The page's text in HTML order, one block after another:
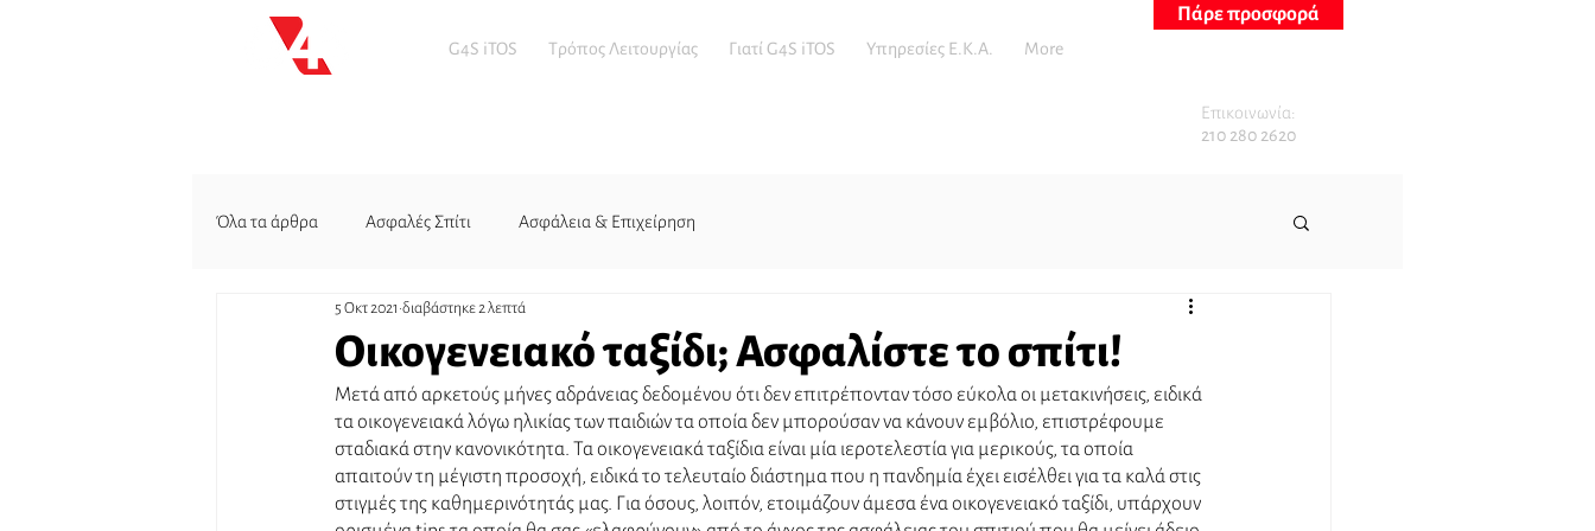
G4S iTOS Τρόπος Λειτουργίας Γιατί G4S iTOS Υπηρεσίες E.K.A. More
Πάρε προσφορά
Επικοινωνία:
210 280 2620
Όλα τα άρθρα Ασφαλές Σπίτι Ασφάλεια & Επιχείρηση
Οικογενειακό ταξίδι; Ασφαλίστε το σπίτι!
5 Οκτ 2021 διαβάστηκε 2 λεπτά
Μετά από αρκετούς μήνες αδράνειας δεδομένου ότι δεν επιτρέπονταν τόσο εύκολα οι μετακινήσεις, ειδικά
τα οικογενειακά λόγω ηλικίας των παιδιών τα οποία δεν μπορούσαν να κάνουν εμβόλιο, επιστρέφουμε
σταδιακά στην κανονικότητα. Τα οικογενειακά ταξίδια είναι μία ιεροτελεστία για μερικούς, τα οποία
απαιτούν τη μέγιστη προσοχή, ειδικά το τελευταίο διάστημα που η πανδημία έχει εισέλθει για τα καλά στις
στιγμές της καθημερινότητάς μας. Για όσους, λοιπόν, ετοιμάζουν άμεσα ένα οικογενειακό ταξίδι, υπάρχουν